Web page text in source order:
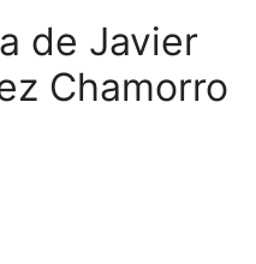
de Javier
Chamorro